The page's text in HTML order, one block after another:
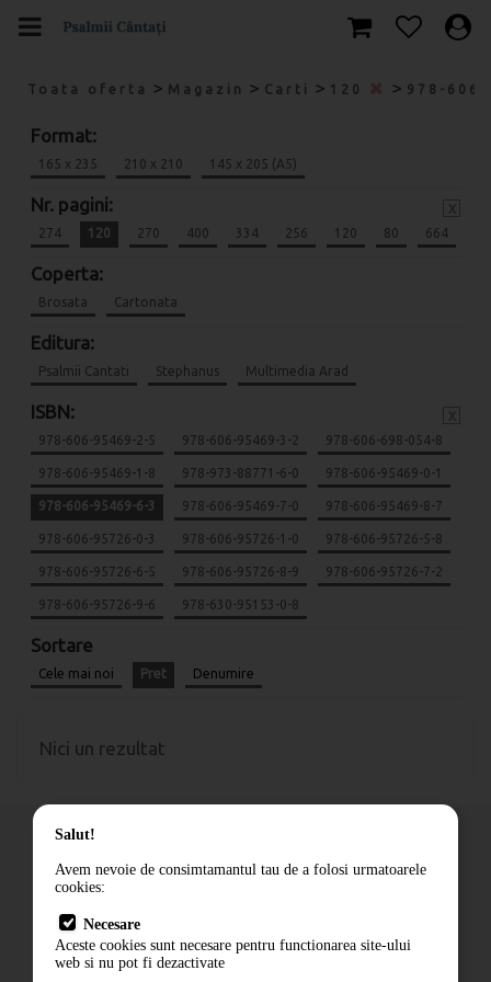
Toata oferta > Magazin > Carti > 120 > 978-
Format:
165 x 235 210 x 210 145 x 205 (A5)
Nr. pagini:
274 120 270 400 334 256 120 80 664
Coperta:
Brosata Cartonata
Editura:
Psalmii Cantati Stephanus Multimedia Arad
ISBN:
978-606-95469-2-5 978-606-95469-3-2 978-606-698-054-8
978-606-95469-1-8 978-973-88771-6-0 978-606-95469-0-1
978-606-95469-6-3 978-606-95469-7-0 978-606-95469-8-7
978-606-95726-0-3 978-606-95726-1-0 978-606-95726-5-8
978-606-95726-6-5 978-606-95726-8-9 978-606-95726-7-2
978-606-95726-9-6 978-630-95153-0-8
Sortare
Cele mai noi Pret Denumire
Nici un rezultat
Cum comand
Livrare
Contact
Salut!
Avem nevoie de consimtamantul tau de a folosi urmatoarele
cookies:
Necesare
Aceste cookies sunt necesare pentru functionarea site-ului
web si nu pot fi dezactivate